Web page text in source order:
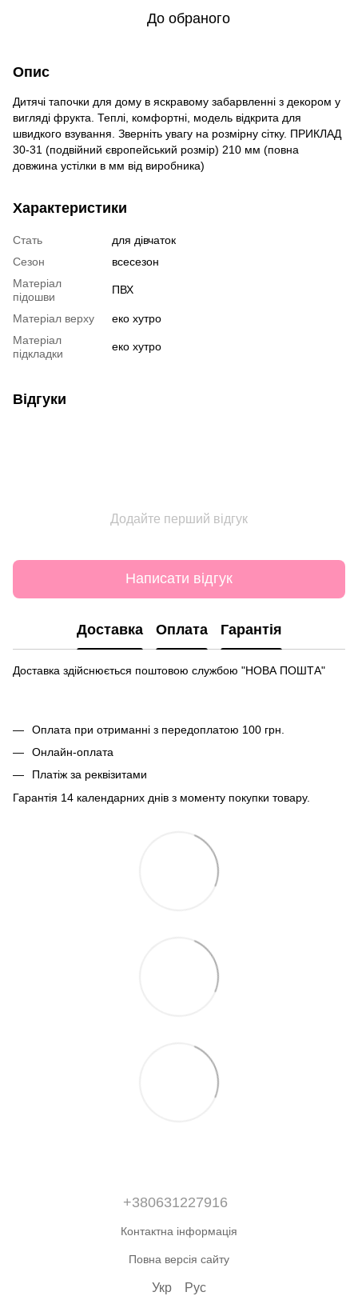
До обраного
Опис
Дитячі тапочки для дому в яскравому забарвленні з декором у
вигляді фрукта. Теплі, комфортні, модель відкрита для
швидкого взування. Зверніть увагу на розмірну сітку. ПРИКЛАД
30-31 (подвійний європейський розмір) 210 мм (повна
довжина устілки в мм від виробника)
Характеристики
Стать
для дівчаток
Сезон
всесезон
Матеріал
підошви
ПВХ
Матеріал верху
еко хутро
Матеріал
підкладки
еко хутро
Відгуки
Додайте перший відгук
Написати відгук
Доставка Оплата Гарантія
Доставка здійснюється поштовою службою "НОВА ПОШТА"
Оплата при отриманні з передоплатою 100 грн.
Онлайн-оплата
Платіж за реквізитами
Гарантія 14 календарних днів з моменту покупки товару.
+380631227916
Контактна інформація
Повна версія сайту
Укр Рус